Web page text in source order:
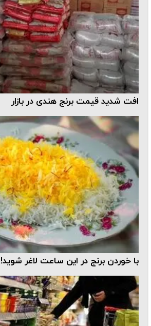
افت شدید قیمت برنج هندی در بازار
با خوردن برنج در این ساعت لاغر شوید!